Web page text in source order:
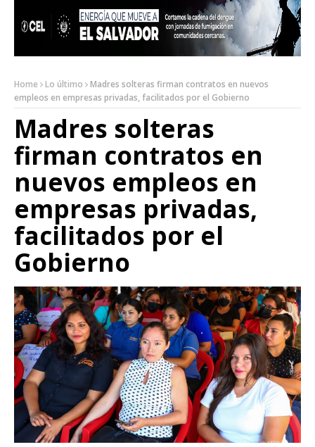
Home Lo último
Madres solteras firman contratos en nuevos
empleos en empresas privadas, facilitados por el Gobierno
Madres solteras
firman contratos en
nuevos empleos en
empresas privadas,
facilitados por el
Gobierno